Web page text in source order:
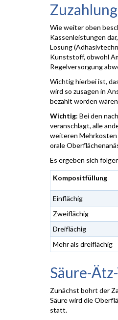
Wie weiter oben
Kassenleistungen
Lösung
Kunststoff, obwohl
Regelversorgung
Wichtig hierbei ist,
wird so zusagen in
bezahlt worden
Wichtig: Bei den
veranschlagt, alle
weiteren Mehrkosten
orale
Es ergeben sich
Kompositfüllung
Einflächig
Zweiflächig
Dreiflächig
Mehr als dreiflächig
Säure-
Zunächst bohrt der
Säure wird die
statt.